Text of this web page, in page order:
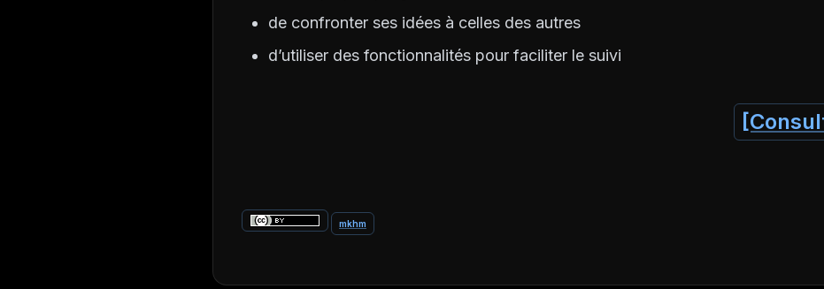
de confronter ses idées à celles des autres
d’utiliser des fonctionnalités pour faciliter le suivi
mkhm